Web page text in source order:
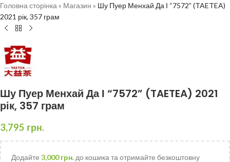
Головна сторінка » Магазин » Шу Пуер Менхай Да І “7572” (TAETEA)
2021 рік, 357 грам
Шу Пуер Менхай Да І “7572” (TAETEA) 2021
рік, 357 грам
3,795 грн.
Додайте 3,000грн. до кошика та отримайте безкоштовну